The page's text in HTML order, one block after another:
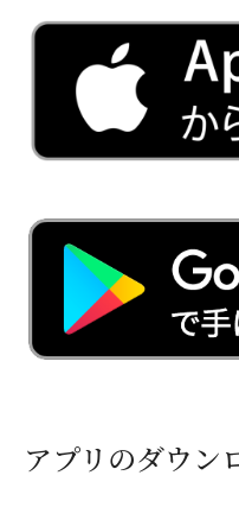
アプリのダウン